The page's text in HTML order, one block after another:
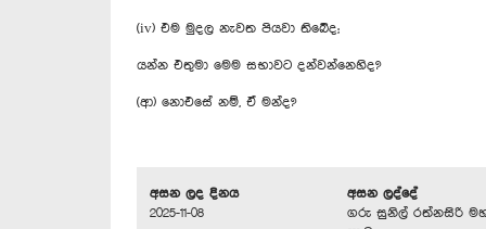
(iv) එම මුදල නැවත පියවා තිබේද;
යන්න එතුමා මෙම සභාවට දන්වන්නෙහිද?
(ආ) නොඑසේ නම්, ඒ මන්ද?
අසන ලද දිනය
2025-11-08
අසන ලද්දේ
ගරු සුනිල් රත්නසිරි